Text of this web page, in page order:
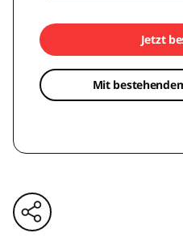
Jetzt
Mit